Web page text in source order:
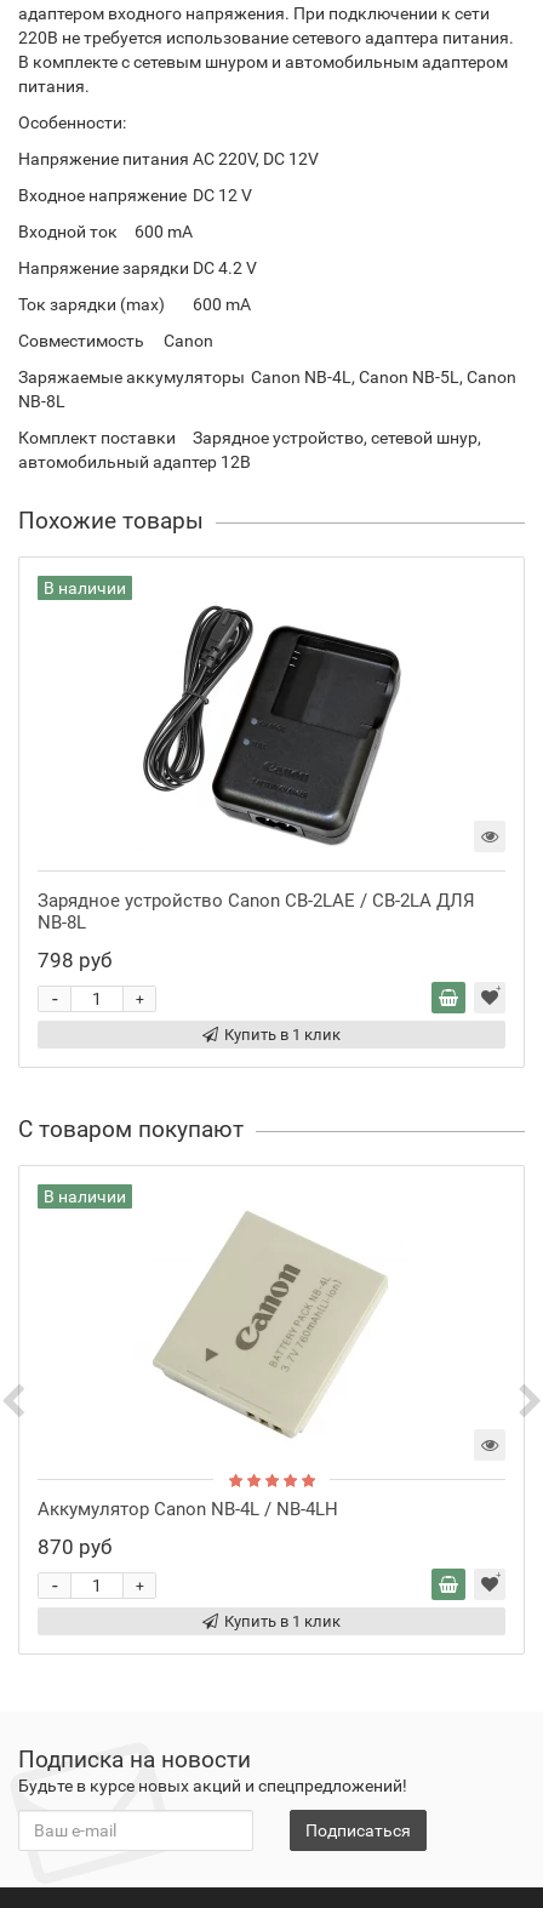
адаптером входного напряжения. При подключении к сети
220В не требуется использование сетевого адаптера питания.
В комплекте с сетевым шнуром и автомобильным адаптером
питания.
Особенности:
Напряжение питания AC 220V, DC 12V
Входное напряжение DC 12 V
Входной ток
600 mA
Напряжение зарядки DC 4.2 V
Ток зарядки (max)
600 mA
Совместимость
Canon
Заряжаемые аккумуляторы Canon NB-4L, Canon NB-5L, Canon
NB-8L
Комплект поставки
Зарядное устройство, сетевой шнур,
автомобильный адаптер 12В
Похожие товары
В наличии
Зарядное устройство Canon CB-2LAE / CB-2LA ДЛЯ
NB-8L
798 руб
+
-
Купить в 1 клик
С товаром покупают
В наличии
Аккумулятор Canon NB-4L / NB-4LH
870 руб
+
-
Купить в 1 клик
Подписка на новости
Будьте в курсе новых акций и спецпредложений!
Подписаться